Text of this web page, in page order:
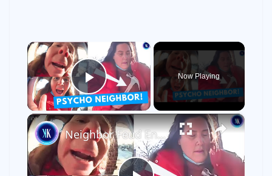
×
Play Video
Now Playing
×
Neighbor Feud Ends In Mental Hospital